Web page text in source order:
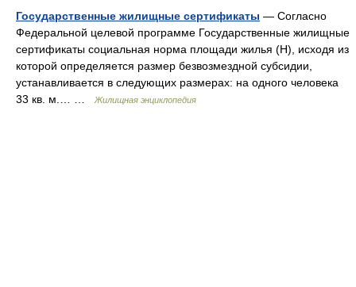
Государственные жилищные сертификаты — Согласно
Федеральной целевой программе Государственные жилищные
сертификаты социальная норма площади жилья (Н), исходя из
которой определяется размер безвозмездной субсидии,
устанавливается в следующих размерах: на одного человека
33 кв. м.… …
Жилищная энциклопедия